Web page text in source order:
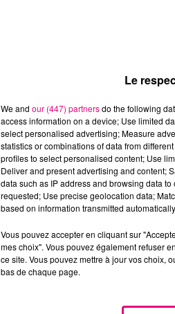
Le
We and our (447) partnersdo the following
access information on a device; Use limited
select personalised advertising; Measure
statistics or combinations of data from
profiles to select personalised content; Use
Deliver and present advertising and content;
data such as IP address and browsing data
requested; Use precise geolocation data;
based on information transmitted
Vous pouvez accepter en cliquant sur
mes choix". Vous pouvez également refuser
ce site. Vous pouvez mettre à jour vos choix,
bas de chaque page.